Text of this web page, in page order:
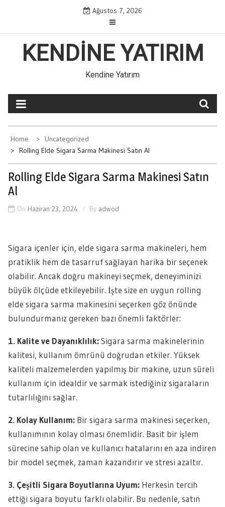
content
Ağustos 7, 2026
KENDINE YATIRIM
Kendine Yatırım
Home
Uncategorized
Rolling Elde Sigara Sarma Makinesi Satın Al
Rolling Elde Sigara Sarma Makinesi Satın
Al
On Haziran 23, 2024 By adwod
Sigara içenler için, elde sigara sarma makineleri, hem
pratiklik hem de tasarruf sağlayan harika bir seçenek
olabilir. Ancak doğru makineyi seçmek, deneyiminizi
büyük ölçüde etkileyebilir. İşte size en uygun rolling
elde sigara sarma makinesini seçerken göz önünde
bulundurmanız gereken bazı önemli faktörler:
1. Kalite ve Dayanıklılık:Sigara sarma makinelerinin
kalitesi, kullanım ömrünü doğrudan etkiler. Yüksek
kaliteli malzemelerden yapılmış bir makine, uzun süreli
kullanım için idealdir ve sarmak istediğiniz sigaraların
tutarlılığını sağlar.
2. Kolay Kullanım: Bir sigara sarma makinesi seçerken,
kullanımının kolay olması önemlidir. Basit bir işlem
sürecine sahip olan ve kullanıcı hatalarını en aza indiren
bir model seçmek, zaman kazandırır ve stresi azaltır.
3. Çeşitli Sigara Boyutlarına Uyum: Herkesin tercih
ettiği sigara boyutu farklı olabilir. Bu nedenle, satın